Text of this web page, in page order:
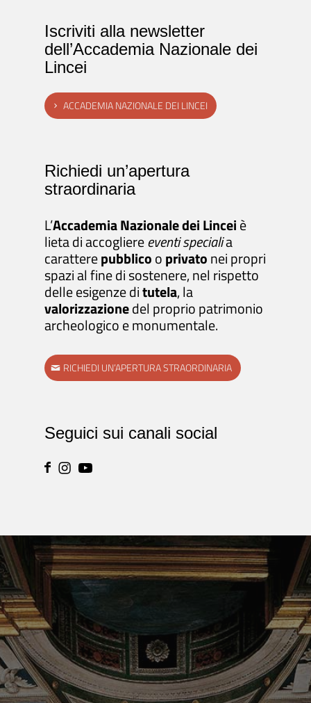
Iscriviti alla newsletter
dell’Accademia Nazionale dei
Lincei
ACCADEMIA NAZIONALE DEI LINCEI
Richiedi un’apertura
straordinaria
L’Accademia Nazionale dei Linceiè
lieta di accogliereeventi specialia
caratterepubblicooprivatonei propri
spazi al fine di sostenere, nel rispetto
delle esigenze ditutela, la
valorizzazionedel proprio patrimonio
archeologico e monumentale.
RICHIEDI UN’APERTURA STRAORDINARIA
Seguici sui canali social